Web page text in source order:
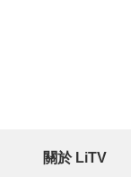
關於 LiTV